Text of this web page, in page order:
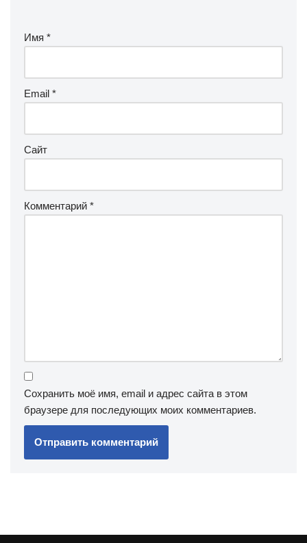
Имя *
Email *
Сайт
Комментарий *
Сохранить моё имя, email и адрес сайта в этом
браузере для последующих моих комментариев.